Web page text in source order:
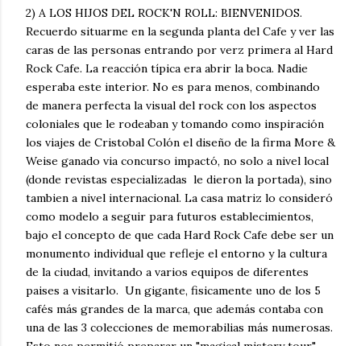
2) A LOS HIJOS DEL ROCK'N ROLL: BIENVENIDOS.
Recuerdo situarme en la segunda planta del Cafe y ver las
caras de las personas entrando por verz primera al Hard
Rock Cafe. La reacción típica era abrir la boca. Nadie
esperaba este interior. No es para menos, combinando
de manera perfecta la visual del rock con los aspectos
coloniales que le rodeaban y tomando como inspiración
los viajes de Cristobal Colón el diseño de la firma More &
Weise ganado via concurso impactó, no solo a nivel local
(donde revistas especializadas le dieron la portada), sino
tambien a nivel internacional. La casa matriz lo consideró
como modelo a seguir para futuros establecimientos,
bajo el concepto de que cada Hard Rock Cafe debe ser un
monumento individual que refleje el entorno y la cultura
de la ciudad, invitando a varios equipos de diferentes
paises a visitarlo. Un gigante, fisicamente uno de los 5
cafés más grandes de la marca, que además contaba con
una de las 3 colecciones de memorabilias más numerosas.